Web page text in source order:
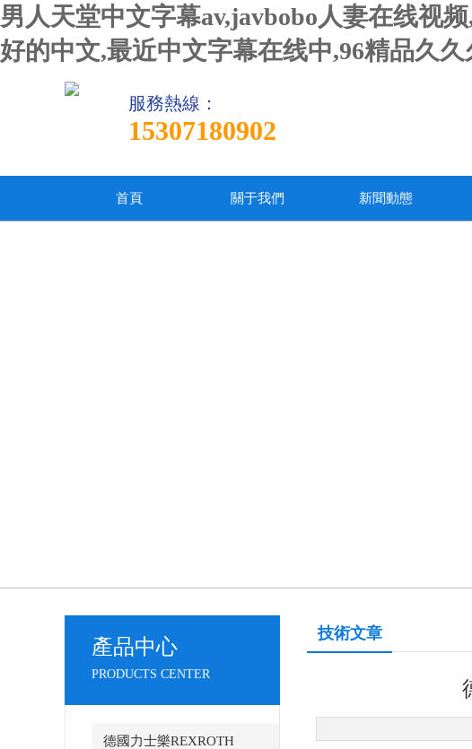
男人天堂中文字幕av,javbobo人妻在线视
好的中文,最近中文字幕在线中,96精品久
服務熱線：
15307180902
首頁 關于我們 新聞動態
產品中心
PRODUCTS CENTER
德國力士樂REXROTH
技術文章